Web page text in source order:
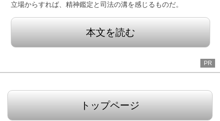
立場からすれば、精神鑑定と司法の溝を感じるものだ。
本文を読む
PR
トップページ